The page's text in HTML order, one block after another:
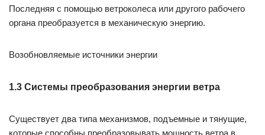
Последняя с помощью ветроколеса или другого рабочего
органа преобразуется в механическую энергию.
Возобновляемые источники энергии
1.3 Системы преобразования энергии ветра
Существует два типа механизмов, подъемные и тянущие,
которые способны преобразовывать мощность ветра в